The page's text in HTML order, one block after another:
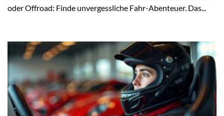
oder Offroad: Finde unvergessliche Fahr-Abenteuer. Das...